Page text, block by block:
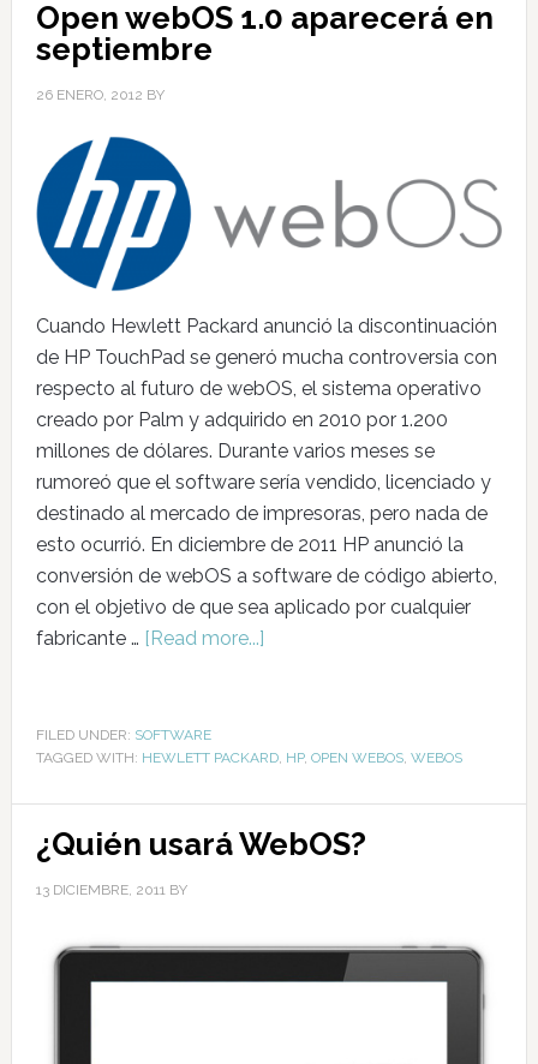
Open webOS 1.0 aparecerá en
septiembre
26 ENERO, 2012 BY
Cuando Hewlett Packard anunció la discontinuación
de HP TouchPad se generó mucha controversia con
respecto al futuro de webOS, el sistema operativo
creado por Palm y adquirido en 2010 por 1.200
millones de dólares. Durante varios meses se
rumoreó que el software sería vendido, licenciado y
destinado al mercado de impresoras, pero nada de
esto ocurrió. En diciembre de 2011 HP anunció la
conversión de webOS a software de código abierto,
con el objetivo de que sea aplicado por cualquier
fabricante … [Read more...]
FILED UNDER: SOFTWARE
TAGGED WITH: HEWLETT PACKARD, HP, OPEN WEBOS, WEBOS
¿Quién usará WebOS?
13 DICIEMBRE, 2011BY